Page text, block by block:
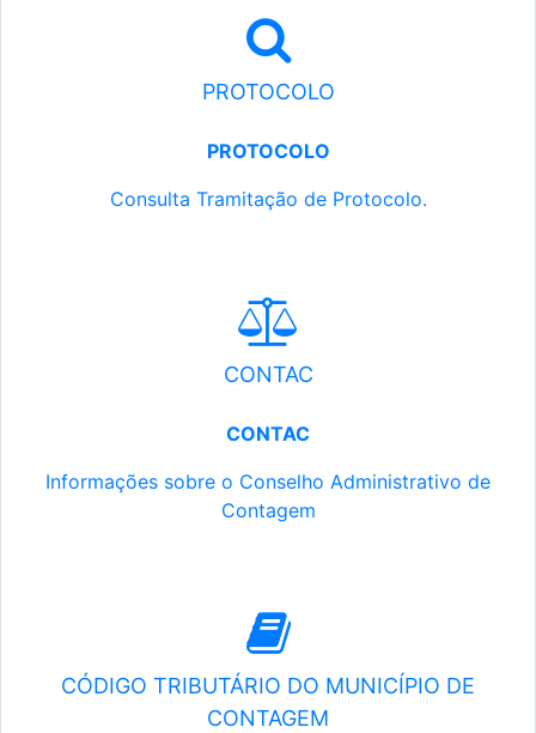
PROTOCOLO
PROTOCOLO
Consulta Tramitação de Protocolo.
CONTAC
CONTAC
Informações sobre o Conselho Administrativo de
Contagem
CÓDIGO TRIBUTÁRIO DO MUNICÍPIO DE
CONTAGEM